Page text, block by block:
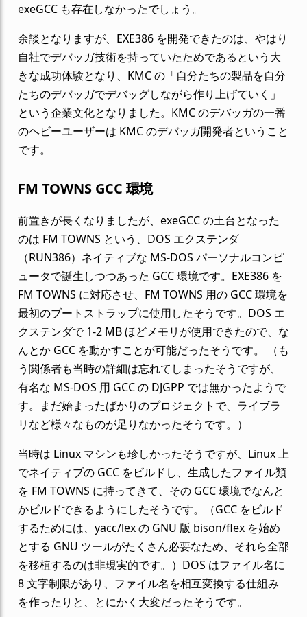
exeGCC も存在しなかったでしょう。
余談となりますが、EXE386 を開発できたのは、やはり
自社でデバッガ技術を持っていたためであるという大
きな成功体験となり、KMC の「自分たちの製品を自分
たちのデバッガでデバッグしながら作り上げていく」
という企業文化となりました。KMC のデバッガの一番
のヘビーユーザーは KMC のデバッガ開発者ということ
です。
FM TOWNS GCC 環境
前置きが長くなりましたが、exeGCC の土台となった
のは FM TOWNS という、DOS エクステンダ
（RUN386）ネイティブな MS-DOS パーソナルコンピ
ュータで誕生しつつあった GCC 環境です。EXE386 を
FM TOWNS に対応させ、FM TOWNS 用の GCC 環境を
最初のブートストラップに使用したそうです。DOS エ
クステンダで 1-2 MB ほどメモリが使用できたので、な
んとか GCC を動かすことが可能だったそうです。 （も
う関係者も当時の詳細は忘れてしまったそうですが、
有名な MS-DOS 用 GCC の DJGPP では無かったようで
す。まだ始まったばかりのプロジェクトで、ライブラ
リなど様々なものが足りなかったそうです。）
当時は Linux マシンも珍しかったそうですが、Linux 上
でネイティブの GCC をビルドし、生成したファイル類
を FM TOWNS に持ってきて、その GCC 環境でなんと
かビルドできるようにしたそうです。（GCC をビルド
するためには、yacc/lex の GNU 版 bison/flex を始め
とする GNU ツールがたくさん必要なため、それら全部
を移植するのは非現実的です。）DOS はファイル名に
8 文字制限があり、ファイル名を相互変換する仕組み
を作ったりと、とにかく大変だったそうです。